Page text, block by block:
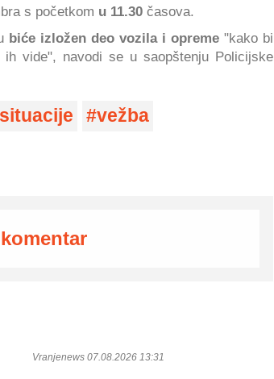
s početkom u 11.30 časova.
biće izložen deo vozila i opreme"kako bi
vide", navodi se u saopštenju Policijske
vežba
Vranjenews 07.08.2026 13:31